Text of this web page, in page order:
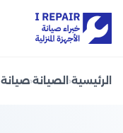
الرئيسية‹ الصيانة‹